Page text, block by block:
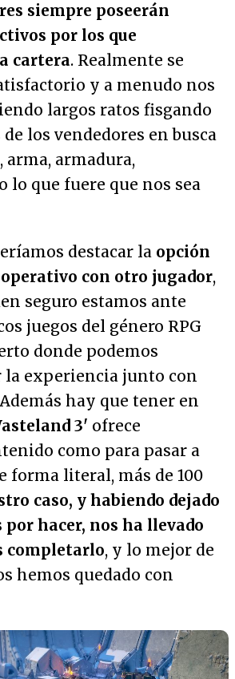
siempre poseerán
por los que
cartera. Realmente se
y a menudo nos
largos ratos fisgando
los vendedores en busca
arma, armadura,
lo que fuere que nos sea
destacar la opción
con otro jugador,
seguro estamos ante
juegos del género RPG
donde podemos
experiencia junto con
hay que tener en
3' ofrece
como para pasar a
forma literal, más de 100
caso, y habiendo dejado
por hacer, nos ha llevado
completarlo, y lo mejor de
hemos quedado con